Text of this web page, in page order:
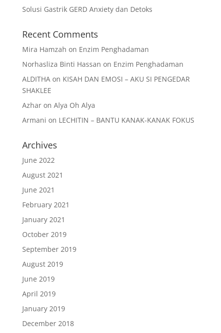
Solusi Gastrik GERD Anxiety dan Detoks
Recent Comments
Mira Hamzah on Enzim Penghadaman
Norhasliza Binti Hassan on Enzim Penghadaman
ALDITHAon KISAH DAN EMOSI – AKU SI PENGEDAR
SHAKLEE
Azharon Alya Oh Alya
Armani on LECHITIN – BANTU KANAK-KANAK FOKUS
Archives
June 2022
August 2021
June 2021
February 2021
January 2021
October 2019
September 2019
August 2019
June 2019
April 2019
January 2019
December 2018